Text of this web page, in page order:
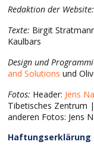
Redaktion der Website:
Texte: Birgit
Kaulbars
Design und
and Solutions und
Fotos: Header: Jens
Tibetisches Zentrum
anderen Fotos: Jens
Haftungserklärung